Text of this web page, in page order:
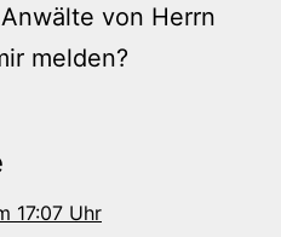
von Herrn
melden?
17:07 Uhr